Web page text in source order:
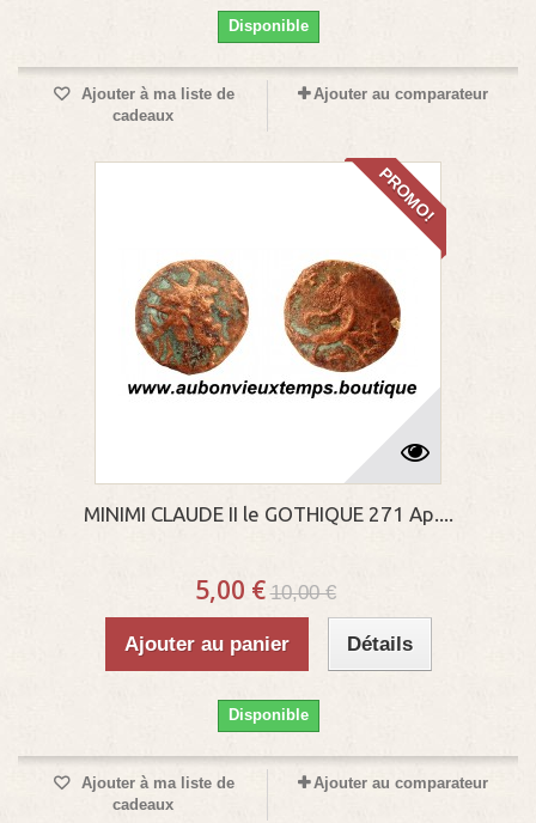
Disponible
Ajouter à ma liste de
cadeaux
Ajouter au comparateur
PROMO!
MINIMI CLAUDE II le GOTHIQUE 271 Ap....
5,00 € 10,00 €
Ajouter au panier Détails
Disponible
Ajouter à ma liste de
cadeaux
Ajouter au comparateur